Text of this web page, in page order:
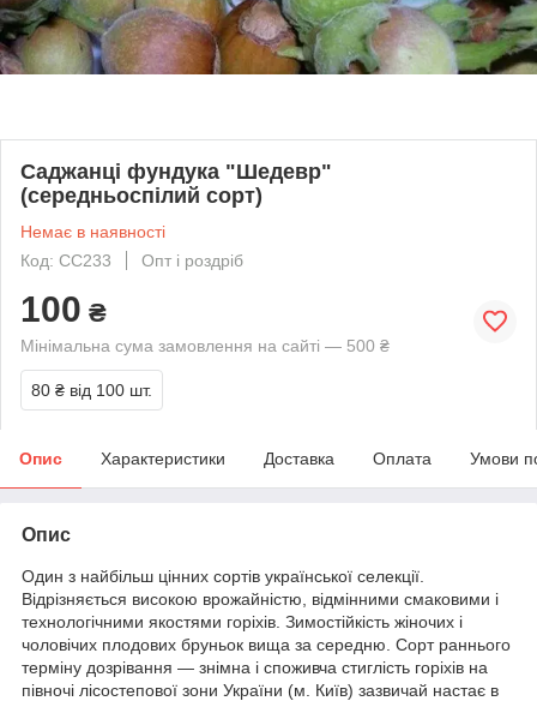
Саджанці фундука "Шедевр"
(середньоспілий сорт)
Немає в наявності
Код: СС233
Опт і роздріб
100 ₴
Мінімальна сума замовлення на сайті — 500 ₴
80 ₴ від 100 шт.
Опис Характеристики Доставка Оплата Умови
Опис
Один з найбільш цінних сортів української селекції.
Відрізняється високою врожайністю, відмінними смаковими і
технологічними якостями горіхів. Зимостійкість жіночих і
чоловічих плодових бруньок вища за середню. Сорт раннього
терміну дозрівання — знімна і споживча стиглість горіхів на
півночі лісостепової зони України (м. Київ) зазвичай настає в